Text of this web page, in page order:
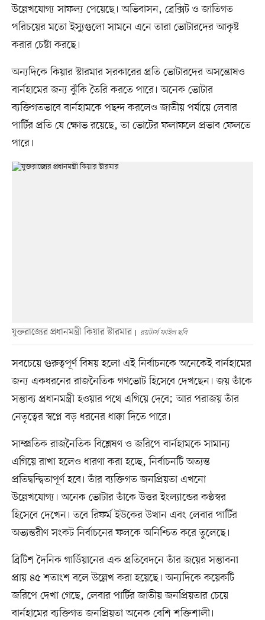
উল্লেখযোগ্য সাফল্য পেয়েছে। অভিবাসন, ব্রেক্সিট ও জাতিগত
পরিচয়ের মতো ইস্যুগুলো সামনে এনে তারা ভোটারদের আকৃষ্ট
করার চেষ্টা করছে।
অন্যদিকে কিয়ার স্টারমার সরকারের প্রতি ভোটারদের অসন্তোষও
বার্নহামের জন্য ঝুঁকি তৈরি করতে পারে। অনেক ভোটার
ব্যক্তিগতভাবে বার্নহামকে পছন্দ করলেও জাতীয় পর্যায়ে লেবার
পার্টির প্রতি যে ক্ষোভ রয়েছে, তা ভোটের ফলাফলে প্রভাব ফেলতে
পারে।
যুক্তরাজ্যের প্রধানমন্ত্রী কিয়ার স্টারমার রয়টার্স ফাইল ছবি
সবচেয়ে গুরুত্বপূর্ণ বিষয় হলো এই নির্বাচনকে অনেকেই বার্নহামের
জন্য একধরনের রাজনৈতিক গণভোট হিসেবে দেখছেন। জয় তাঁকে
সম্ভাব্য প্রধানমন্ত্রী হওয়ার পথে এগিয়ে দেবে; আর পরাজয় তাঁর
নেতৃত্বের স্বপ্নে বড় ধরনের ধাক্কা দিতে পারে।
সাম্প্রতিক রাজনৈতিক বিশ্লেষণ ও জরিপে বার্নহামকে সামান্য
এগিয়ে রাখা হলেও ধারণা করা হচ্ছে, নির্বাচনটি অত্যন্ত
প্রতিদ্বন্দ্বিতাপূর্ণ হবে। তাঁর ব্যক্তিগত জনপ্রিয়তা এখনো
উল্লেখযোগ্য। অনেক ভোটার তাঁকে উত্তর ইংল্যান্ডের কণ্ঠস্বর
হিসেবে দেখেন। তবে রিফর্ম ইউকের উত্থান এবং লেবার পার্টির
অভ্যন্তরীণ সংকট নির্বাচনের ফলকে অনিশ্চিত করে তুলেছে।
ব্রিটিশ দৈনিক গার্ডিয়ানের এক প্রতিবেদনে তাঁর জয়ের সম্ভাবনা
প্রায় ৪৫ শতাংশ বলে উল্লেখ করা হয়েছে। অন্যদিকে কয়েকটি
জরিপে দেখা গেছে, লেবার পার্টির জাতীয় জনপ্রিয়তার চেয়ে
বার্নহামের ব্যক্তিগত জনপ্রিয়তা অনেক বেশি শক্তিশালী।